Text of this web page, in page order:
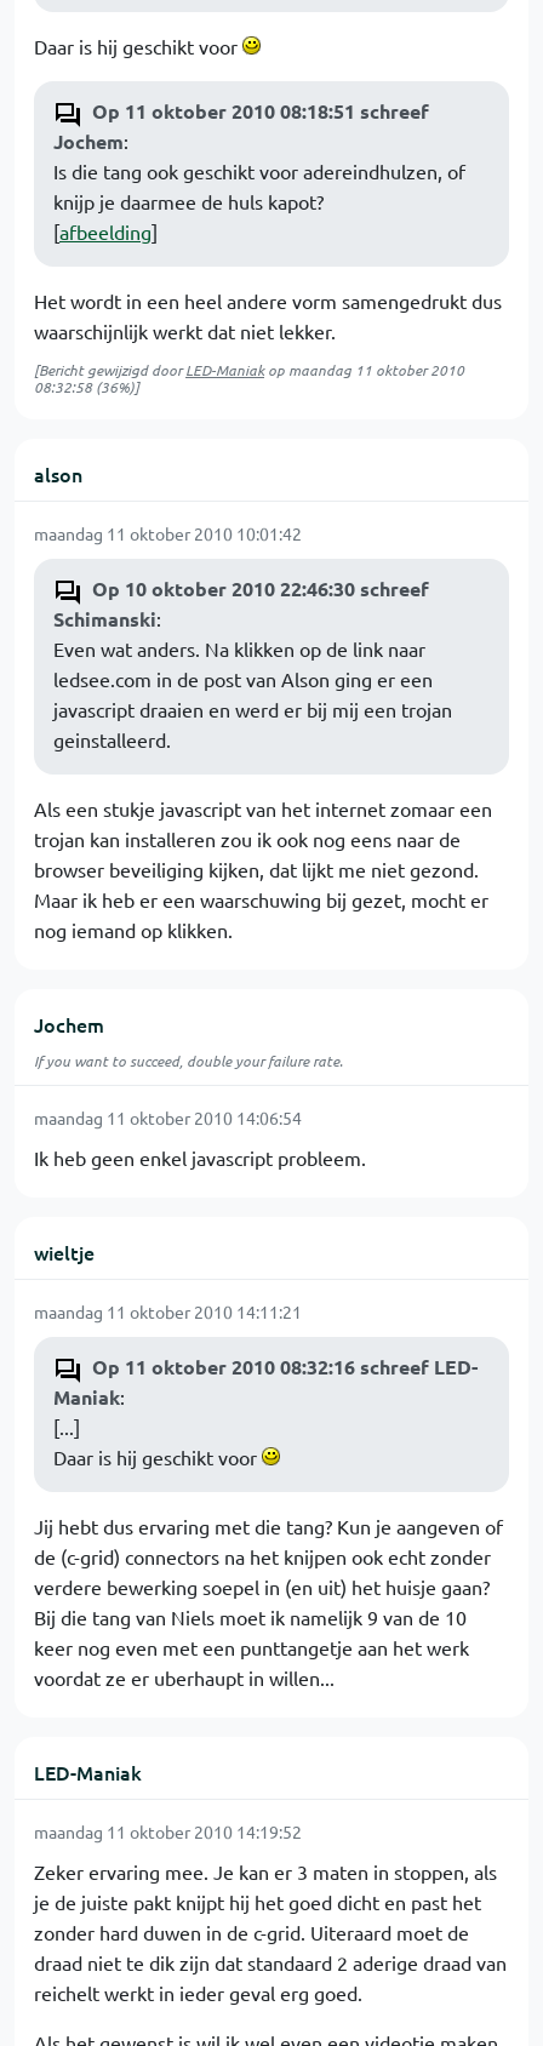
Daar is hij geschikt voor
Op 11 oktober 2010 08:18:51 schreef
Jochem:
Is die tang ook geschikt voor adereindhulzen, of
knijp je daarmee de huls kapot?
[afbeelding]
Het wordt in een heel andere vorm samengedrukt dus
waarschijnlijk werkt dat niet lekker.
[Bericht gewijzigd doorLED-Maniakop maandag 11 oktober 2010
08:32:58(36%)]
alson
maandag 11 oktober 2010 10:01:42
Op 10 oktober 2010 22:46:30 schreef
Schimanski:
Even wat anders. Na klikken op de link naar
ledsee.com in de post van Alson ging er een
javascript draaien en werd er bij mij een trojan
geinstalleerd.
Als een stukje javascript van het internet zomaar een
trojan kan installeren zou ik ook nog eens naar de
browser beveiliging kijken, dat lijkt me niet gezond.
Maar ik heb er een waarschuwing bij gezet, mocht er
nog iemand op klikken.
Jochem
If you want to succeed, double your failure rate.
maandag 11 oktober 2010 14:06:54
Ik heb geen enkel javascript probleem.
wieltje
maandag 11 oktober 2010 14:11:21
Op 11 oktober 2010 08:32:16 schreef LED-
Maniak:
[...]
Daar is hij geschikt voor
Jij hebt dus ervaring met die tang? Kun je aangeven of
de (c-grid) connectors na het knijpen ook echt zonder
verdere bewerking soepel in (en uit) het huisje gaan?
Bij die tang van Niels moet ik namelijk 9 van de 10
keer nog even met een punttangetje aan het werk
voordat ze er uberhaupt in willen...
LED-Maniak
maandag 11 oktober 2010 14:19:52
Zeker ervaring mee. Je kan er 3 maten in stoppen, als
je de juiste pakt knijpt hij het goed dicht en past het
zonder hard duwen in de c-grid. Uiteraard moet de
draad niet te dik zijn dat standaard 2 aderige draad van
reichelt werkt in ieder geval erg goed.